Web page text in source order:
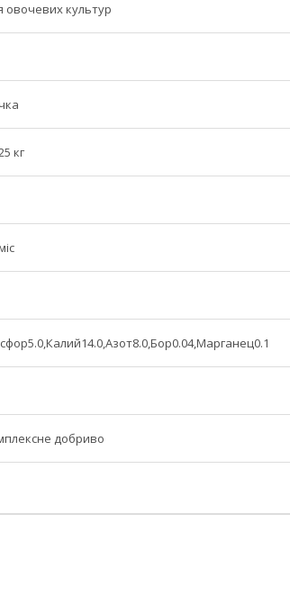
овочевих культур
кг
добриво